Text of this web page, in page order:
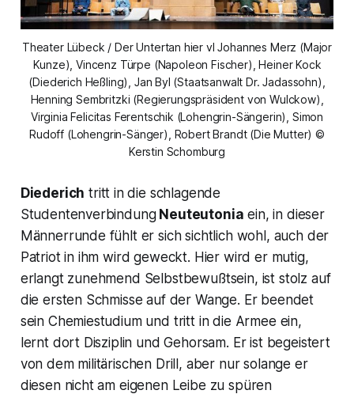
Theater Lübeck / Der Untertan hier vl Johannes Merz (Major
Kunze), Vincenz Türpe (Napoleon Fischer), Heiner Kock
(Diederich Heßling), Jan Byl (Staatsanwalt Dr. Jadassohn),
Henning Sembritzki (Regierungspräsident von Wulckow),
Virginia Felicitas Ferentschik (Lohengrin-Sängerin), Simon
Rudoff (Lohengrin-Sänger), Robert Brandt (Die Mutter) ©
Kerstin Schomburg
Diederich tritt in die schlagende
StudentenverbindungNeuteutonia ein, in dieser
Männerrunde fühlt er sich sichtlich wohl, auch der
Patriot in ihm wird geweckt. Hier wird er mutig,
erlangt zunehmend Selbstbewußtsein, ist stolz auf
die ersten Schmisse auf der Wange. Er beendet
sein Chemiestudium und tritt in die Armee ein,
lernt dort Disziplin und Gehorsam. Er ist begeistert
von dem militärischen Drill, aber nur solange er
diesen nicht am eigenen Leibe zu spüren